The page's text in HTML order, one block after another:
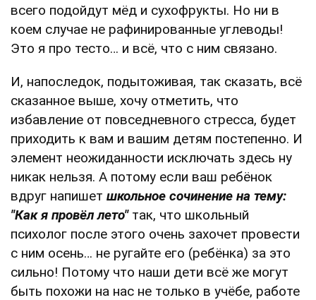
всего подойдут мёд и сухофрукты. Но ни в
коем случае не рафинированные углеводы!
Это я про тесто… и всё, что с ним связано.
И, напоследок, подытоживая, так сказать, всё
сказанное выше, хочу отметить, что
избавление от повседневного стресса, будет
приходить к вам и вашим детям постепенно. И
элемент неожиданности исключать здесь ну
никак нельзя. А потому если ваш ребёнок
вдруг напишет школьное сочинение на тему:
"Как я провёл лето"так, что школьный
психолог после этого очень захочет провести
с ним осень… не ругайте его (ребёнка) за это
сильно! Потому что наши дети всё же могут
быть похожи на нас не только в учёбе, работе